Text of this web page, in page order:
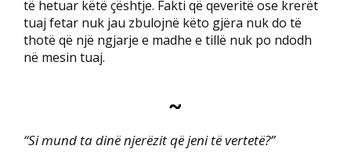
të hetuar këtë çështje. Fakti që qeveritë ose krerët
tuaj fetar nuk jau zbulojnë këto gjëra nuk do të
thotë që një ngjarje e madhe e tillë nuk po ndodh
në mesin tuaj.
~
“Si mund ta dinë njerëzit që jeni të vertetë?”